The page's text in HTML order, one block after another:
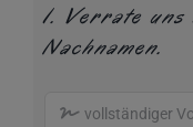
1. Verrate
Nachnamen.